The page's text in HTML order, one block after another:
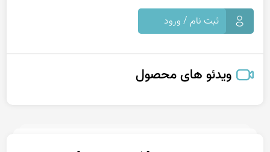
ثبت نام / ورود
ویدئو های محصول